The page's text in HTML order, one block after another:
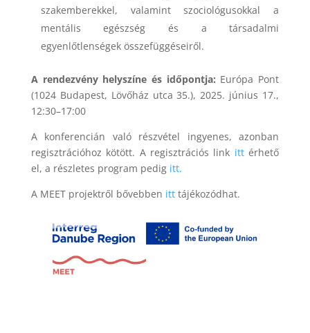
szakemberekkel, valamint szociológusokkal a
mentális egészség és a társadalmi
egyenlőtlenségek összefüggéseiről.
A rendezvény helyszíne és időpontja: Európa Pont
(1024 Budapest, Lövőház utca 35.), 2025. június 17.,
12:30–17:00
A konferencián való részvétel ingyenes, azonban
regisztrációhoz kötött. A regisztrációs link ittérhető
el, a részletes program pedig itt.
A MEET projektről bővebben itttájékozódhat.